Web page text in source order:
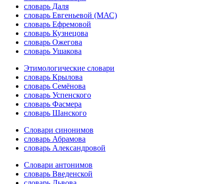
словарь Даля
словарь Евгеньевой (МАС)
словарь Ефремовой
словарь Кузнецова
словарь Ожегова
словарь Ушакова
Этимологические словари
словарь Крылова
словарь Семёнова
словарь Успенского
словарь Фасмера
словарь Шанского
Словари синонимов
словарь Абрамова
словарь Александровой
Словари антонимов
словарь Введенской